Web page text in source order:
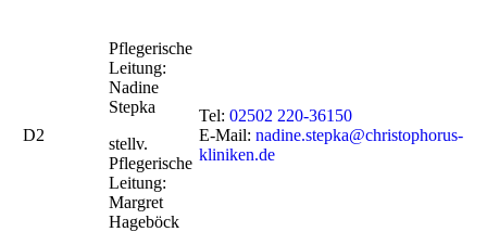
D2
Pflegerische
Leitung:
Nadine
Stepka
stellv.
Pflegerische
Leitung:
Margret
Hageböck
Tel: 02502 220-36150
E-Mail: nadine.stepka@christophorus-
kliniken.de